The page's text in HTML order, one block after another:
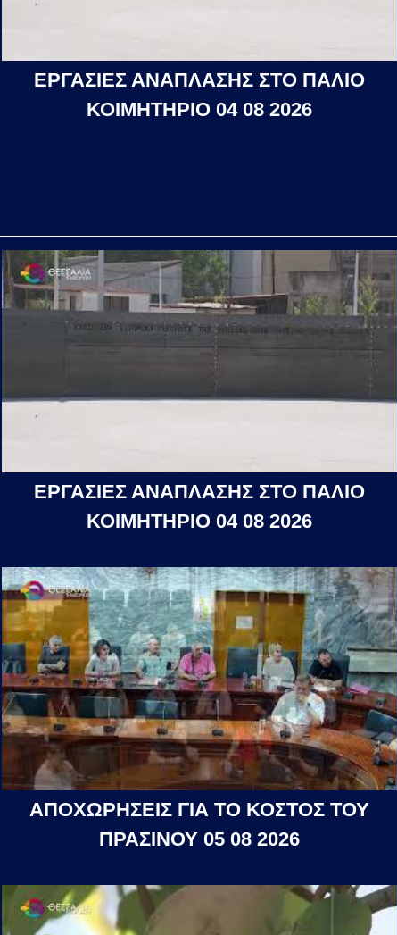
ΕΡΓΑΣΙΕΣ ΑΝΑΠΛΑΣΗΣ ΣΤΟ ΠΑΛΙΟ
ΚΟΙΜΗΤΗΡΙΟ 04 08 2026
ΕΡΓΑΣΙΕΣ ΑΝΑΠΛΑΣΗΣ ΣΤΟ ΠΑΛΙΟ
ΚΟΙΜΗΤΗΡΙΟ 04 08 2026
ΑΠΟΧΩΡΗΣΕΙΣ ΓΙΑ ΤΟ ΚΟΣΤΟΣ ΤΟΥ
ΠΡΑΣΙΝΟΥ 05 08 2026